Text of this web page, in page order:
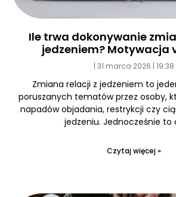
Ile trwa dokonywanie
jedzeniem? Motywacja
31 marca 2026 19:38
Zmiana relacji z jedzeniem to
poruszanych tematów przez osoby,
napadów objadania, restrykcji czy
jedzeniu. Jednocześnie to
Czytaj więcej »